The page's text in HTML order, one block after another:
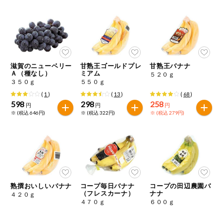
ベビー・キッ
ズ関連
サプリメン
食品
アレルゲン対
エシカル
健康志向食品
推しコープ
滋賀のニューベリー
Ａ（種なし）
３５０ｇ
( 1 )
598 円
※ (税込 646円)
甘熟王ゴールドプレ
ミアム
５５０ｇ
( 13)
298 円
※ (税込 322円)
甘熟王バナナ
５２０ｇ
( 68)
258 円
※ (税込 279円)
熟撰おいしいバナナ
４２０ｇ
コープ毎日バナナ
（フレスカーナ）
４７０ｇ
コープの田辺農園バ
ナナ
６００ｇ